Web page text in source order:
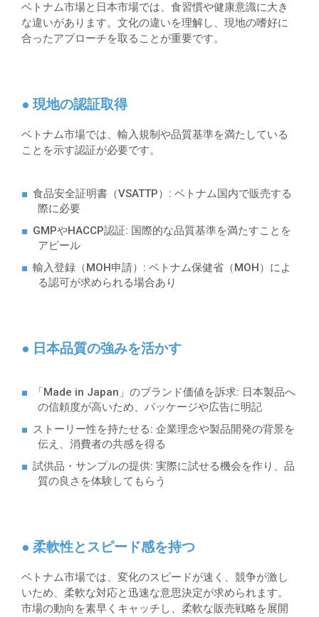
ベトナム市場と日本市場では、食習慣や健康意識に大き
な違いがあります。文化の違いを理解し、現地の嗜好に
合ったアプローチを取ることが重要です。
● 現地の認証取得
ベトナム市場では、輸入規制や品質基準を満たしている
ことを示す認証が必要です。
食品安全証明書（VSATTP） : ベトナム国内で販売する
際に必要
GMPやHACCP認証: 国際的な品質基準を満たすことを
アピール
輸入登録（MOH申請） : ベトナム保健省（MOH）によ
る認可が求められる場合あり
● 日本品質の強みを活かす
「Made in Japan」のブランド価値を訴求: 日本製品へ
の信頼度が高いため、パッケージや広告に明記
ストーリー性を持たせる: 企業理念や製品開発の背景を
伝え、消費者の共感を得る
試供品・サンプルの提供: 実際に試せる機会を作り、品
質の良さを体験してもらう
● 柔軟性とスピード感を持つ
ベトナム市場では、変化のスピードが速く、競争が激し
いため、柔軟な対応と迅速な意思決定が求められます。
市場の動向を素早くキャッチし、柔軟な販売戦略を展開